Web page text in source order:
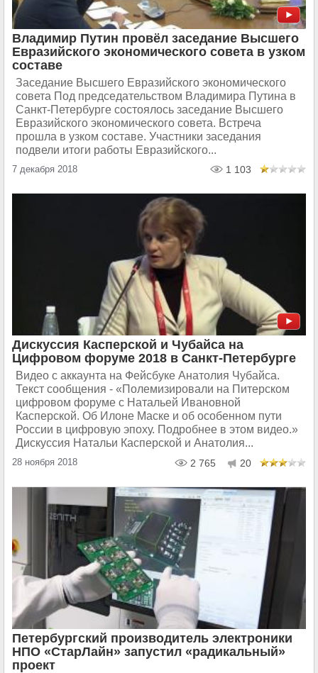
Владимир Путин провёл заседание Высшего
Евразийского экономического совета в узком
составе
Заседание Высшего Евразийского экономического
совета Под председательством Владимира Путина в
Санкт-Петербурге состоялось заседание Высшего
Евразийского экономического совета. Встреча
прошла в узком составе. Участники заседания
подвели итоги работы Евразийского...
7 декабря 2018 1 103
Дискуссия Касперской и Чубайса на
Цифровом форуме 2018 в Санкт-Петербурге
Видео с аккаунта на Фейсбуке Анатолия Чубайса.
Текст сообщения - «Полемизировали на Питерском
цифровом форуме с Натальей Ивановной
Касперской. Об Илоне Маске и об особенном пути
России в цифровую эпоху. Подробнее в этом видео.»
Дискуссия Натальи Касперской и Анатолия...
28 ноября 2018 2 765 20
Петербургский производитель электроники
НПО «СтарЛайн» запустил «радикальный»
проект